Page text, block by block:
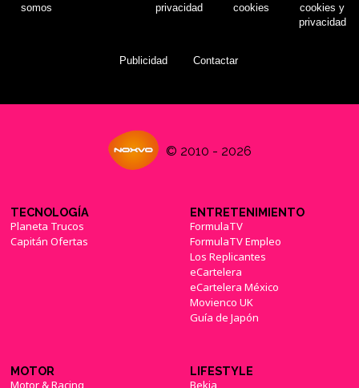
somos
privacidad
cookies
cookies y
privacidad
Publicidad Contactar
© 2010 - 2026
TECNOLOGÍA
Planeta Trucos
Capitán Ofertas
ENTRETENIMIENTO
FormulaTV
FormulaTV Empleo
Los Replicantes
eCartelera
eCartelera México
Movienco UK
Guía de Japón
MOTOR
Motor & Racing
LIFESTYLE
Bekia